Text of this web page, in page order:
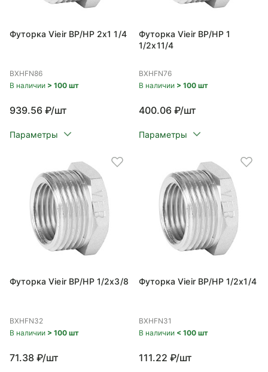
Футорка Vieir ВР/НР 2x1 1/4
BXHFN86
В наличии > 100 шт
939.56 ₽/шт
Параметры
Футорка Vieir ВР/НР 1
1/2x11/4
BXHFN76
В наличии > 100 шт
400.06 ₽/шт
Параметры
Футорка Vieir ВР/НР 1/2x3/8
BXHFN32
В наличии > 100 шт
71.38 ₽/шт
Футорка Vieir ВР/НР 1/2x1/4
BXHFN31
В наличии < 100 шт
111.22 ₽/шт